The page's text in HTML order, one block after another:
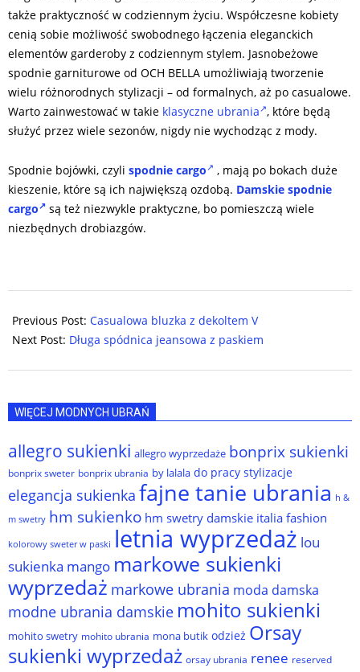
także praktyczność w codziennym życiu. Współczesne kobiety
cenią sobie możliwość swobodnego łączenia eleganckich
elementów garderoby z codziennym stylem. Jasnobeżowe
spodnie garniturowe od OCH BELLA umożliwiają tworzenie
wielu różnorodnych stylizacji – od formalnych, aż po casualowe.
Warto zainwestować w takie klasyczne ubrania , które będą
służyć przez wiele sezonów, nigdy nie wychodząc z mody.
Spodnie bojówki, czyli spodnie cargo
, mają po bokach duże
kieszenie, które są ich największą ozdobą. Damskie spodnie
cargo
są też niezwykle praktyczne, bo pomieszczą wiele
niezbędnych drobiazgów.
06-
14
Previous Post: Casualowa bluzka z dekoltem V
Next Post: Długa spódnica jeansowa z paskiem
WIĘCEJ MODNYCH UBRAŃ
allegro sukienki allegro wyprzedaże bonprix sukienki
bonprix sweter bonprix ubrania by lalala do pracy stylizacje
elegancja sukienka fajne tanie ubrania h &
m swetry hm sukienko hm swetry damskie italia fashion
kolorowy sweter w paski letnia wyprzedaż lou
sukienka mango markowe sukienki
wyprzedaż markowe ubrania moda damska
modne ubrania damskie mohito sukienki
mohito swetry mohito ubrania mona butik odzież Orsay
sukienki wyprzedaż orsay ubrania renee reserved